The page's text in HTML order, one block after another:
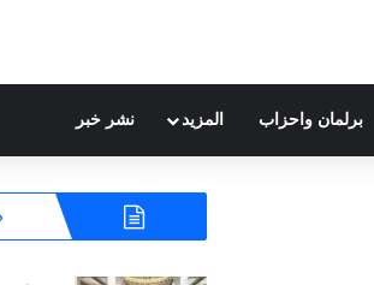
برلمان واحزاب المزيد نشر خبر